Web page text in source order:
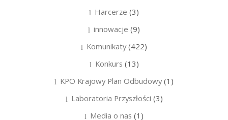
Harcerze (3)
innowacje (9)
Komunikaty(422)
Konkurs (13)
KPO Krajowy Plan Odbudowy(1)
Laboratoria Przyszłości (3)
Media o nas (1)